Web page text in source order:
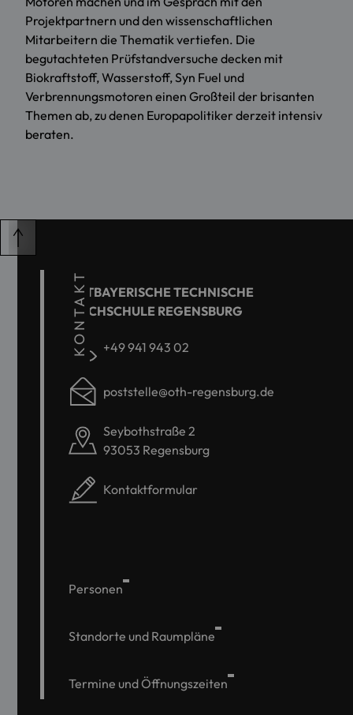
Projektpartnern und den wissenschaftlichen
Mitarbeitern die Thematik vertiefen. Die
begutachteten Prüfstandversuche decken mit
Biokraftstoff, Wasserstoff, Syn Fuel und
Verbrennungsmotoren einen Großteil der brisanten
Themen ab, zu denen Europapolitiker derzeit intensiv
beraten.
KONTAKT
OSTBAYERISCHE TECHNISCHE
HOCHSCHULE REGENSBURG
+49 941 943 02
poststelle@oth-regensburg.de
Seybothstraße 2
93053 Regensburg
Kontaktformular
Personen
Standorte und Raumpläne
Termine und Öffnungszeiten